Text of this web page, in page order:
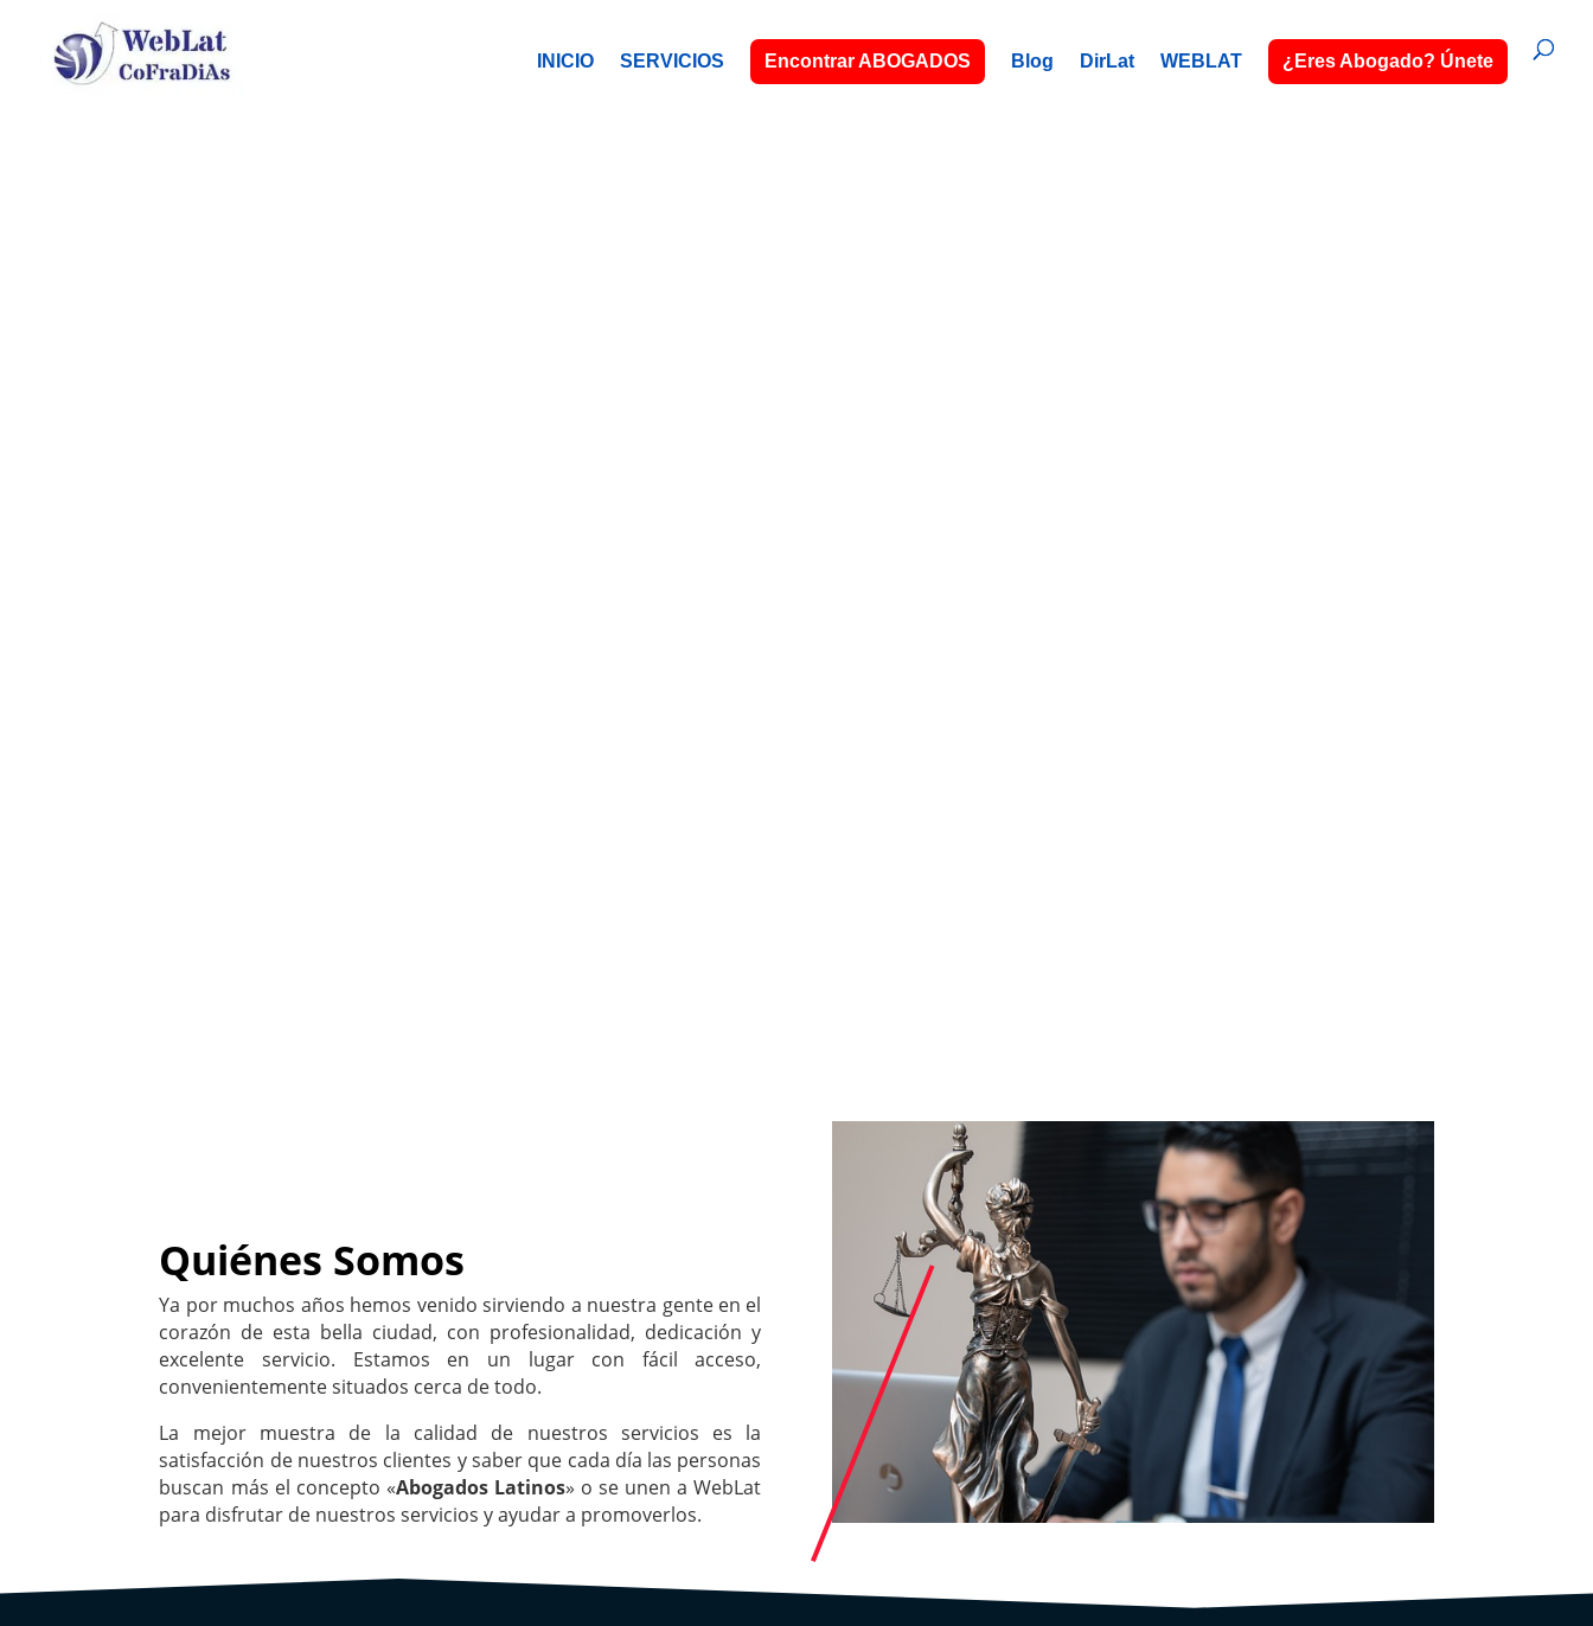
INICIO SERVICIOS Encontrar ABOGADOS Blog DirLat WEBLAT ¿Eres Abogado? Únete
Quiénes Somos
Ya por muchos años hemos venido sirviendo a nuestra gente en el
corazón de esta bella ciudad, con profesionalidad, dedicación y
excelente servicio. Estamos en un lugar con fácil acceso,
convenientemente situados cerca de todo.
La mejor muestra de la calidad de nuestros servicios es la
satisfacción de nuestros clientes y saber que cada día las personas
buscan más el concepto «Abogados Latinos» o se unen a WebLat
para disfrutar de nuestros servicios y ayudar a promoverlos.